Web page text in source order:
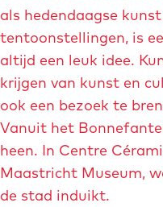
o
w
e
n
a
b
e
e
l
d
i
n
g
m
als hedendaagse
tentoonstellingen, is
altijd een leuk idee.
krijgen van kunst en
ook een bezoek te
Vanuit het
heen. In Centre
Maastricht Museum,
de stad induikt.